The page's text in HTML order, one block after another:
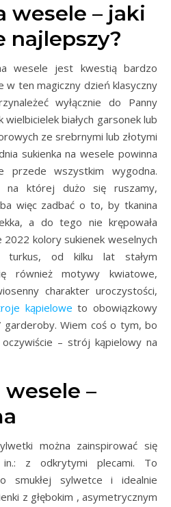
wesele – jaki
najlepszy?
wesele jest kwestią bardzo
w ten magiczny dzień klasyczny
wyłącznie do Panny
wielbicielek białych garsonek lub
ze srebrnymi lub złotymi
sukienka na wesele powinna
przede wszystkim wygodna.
na której dużo się ruszamy,
więc zadbać o to, by tkanina
a do tego nie krępowała
kolory sukienek weselnych
od kilku lat stałym
również motywy kwiatowe,
charakter uroczystości,
kąpielowe to obowiązkowy
garderoby. Wiem coś o tym, bo
– strój kąpielowy na
–
można zainspirować się
in.: z odkrytymi plecami. To
smukłej sylwetce i idealnie
z głębokim , asymetrycznym